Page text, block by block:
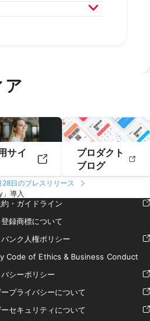
2021年7月
2020年11月
2020年9月
2019年11月
2019年1月
ア
サイ
プロダクト
ブログ
日のプレスリリース
導入
・ガイドライン
録商標について
バンク人権ポリシー
Code of Ethics & Business Conduct
シーポリシー
プライバシーについて
セキュリティについて